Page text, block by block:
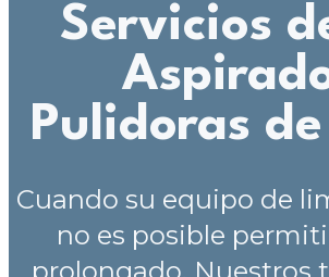
Servicios
Pulidoras
Cuando su equipo de
no es posible